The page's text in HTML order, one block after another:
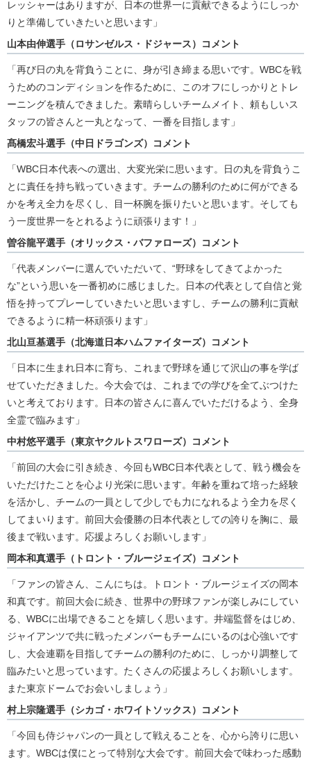
レッシャーはありますが、日本の世界一に貢献できるようにしっか
りと準備していきたいと思います」
山本由伸選手（ロサンゼルス・ドジャース）コメント
「再び日の丸を背負うことに、身が引き締まる思いです。WBCを戦
うためのコンディションを作るために、このオフにしっかりとトレ
ーニングを積んできました。素晴らしいチームメイト、頼もしいス
タッフの皆さんと一丸となって、一番を目指します」
髙橋宏斗選手（中日ドラゴンズ）コメント
「WBC日本代表への選出、大変光栄に思います。日の丸を背負うこ
とに責任を持ち戦っていきます。チームの勝利のために何ができる
かを考え全力を尽くし、目一杯腕を振りたいと思います。そしても
う一度世界一をとれるように頑張ります！」
曽谷龍平選手（オリックス・バファローズ）コメント
「代表メンバーに選んでいただいて、“野球をしてきてよかった
な”という思いを一番初めに感じました。日本の代表として自信と覚
悟を持ってプレーしていきたいと思いますし、チームの勝利に貢献
できるように精一杯頑張ります」
北山亘基選手（北海道日本ハムファイターズ）コメント
「日本に生まれ日本に育ち、これまで野球を通じて沢山の事を学ば
せていただきました。今大会では、これまでの学びを全てぶつけた
いと考えております。日本の皆さんに喜んでいただけるよう、全身
全霊で臨みます」
中村悠平選手（東京ヤクルトスワローズ）コメント
「前回の大会に引き続き、今回もWBC日本代表として、戦う機会を
いただけたことを心より光栄に思います。年齢を重ねて培った経験
を活かし、チームの一員として少しでも力になれるよう全力を尽く
してまいります。前回大会優勝の日本代表としての誇りを胸に、最
後まで戦います。応援よろしくお願いします」
岡本和真選手（トロント・ブルージェイズ）コメント
「ファンの皆さん、こんにちは。トロント・ブルージェイズの岡本
和真です。前回大会に続き、世界中の野球ファンが楽しみにしてい
る、WBCに出場できることを嬉しく思います。井端監督をはじめ、
ジャイアンツで共に戦ったメンバーもチームにいるのは心強いです
し、大会連覇を目指してチームの勝利のために、しっかり調整して
臨みたいと思っています。たくさんの応援よろしくお願いします。
また東京ドームでお会いしましょう」
村上宗隆選手（シカゴ・ホワイトソックス）コメント
「今回も侍ジャパンの一員として戦えることを、心から誇りに思い
ます。WBCは僕にとって特別な大会です。前回大会で味わった感動